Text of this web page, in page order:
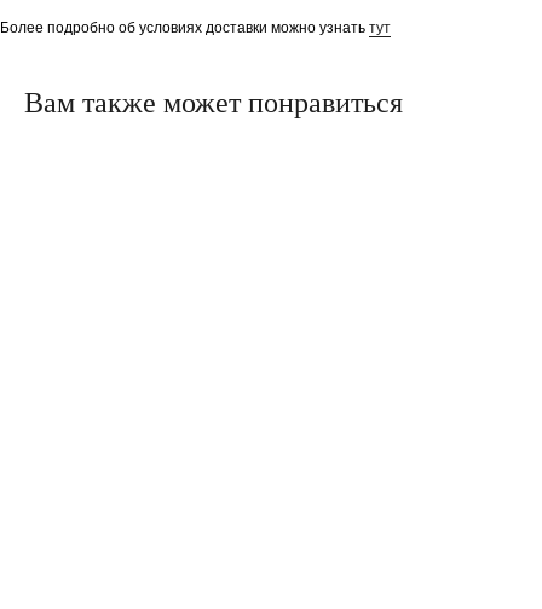
Более подробно об условиях доставки можно узнать тут
Вам также может понравиться
Возврат и обмен Блог